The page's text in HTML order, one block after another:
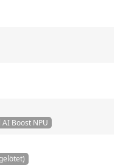
Boost NPU